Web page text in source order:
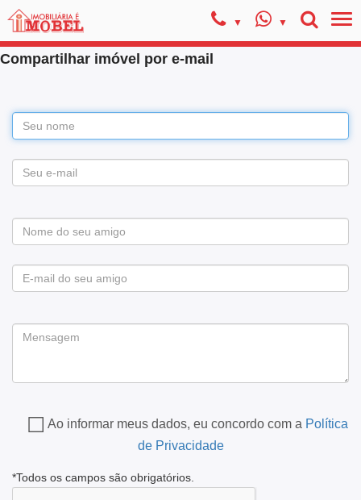
Compartilhar imóvel por e-mail
Ao informar meus dados, eu concordo com a Política
de Privacidade
*Todos os campos são obrigatórios.